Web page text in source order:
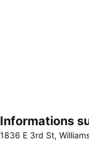
Agrandir la carte
Informations
1836 E 3rd St,